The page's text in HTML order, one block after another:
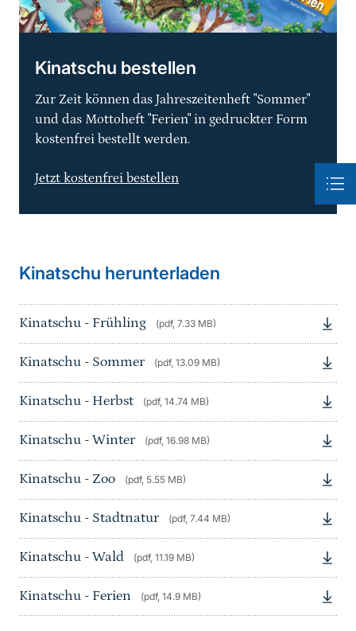
Kinatschu bestellen
Zur Zeit können das Jahreszeitenheft "Sommer"
und das Mottoheft "Ferien" in gedruckter Form
kostenfrei bestellt werden.
Jetzt kostenfrei bestellen
Kinatschu herunterladen
Kinatschu - Frühling (pdf, 7.33 MB)
Kinatschu - Sommer (pdf, 13.09 MB)
Kinatschu - Herbst (pdf, 14.74 MB)
Kinatschu - Winter (pdf, 16.98 MB)
Kinatschu - Zoo (pdf, 5.55 MB)
Kinatschu - Stadtnatur (pdf, 7.44 MB)
Kinatschu - Wald (pdf, 11.19 MB)
Kinatschu - Ferien (pdf, 14.9 MB)